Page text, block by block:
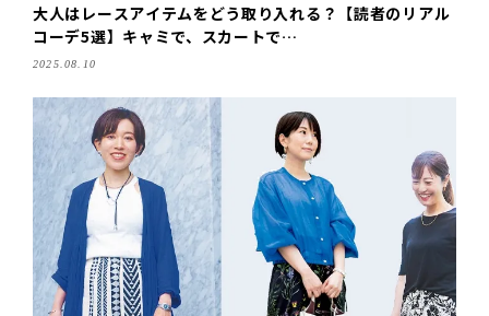
大人はレースアイテムをどう取り入れる？【読者のリアル
コーデ5選】キャミで、スカートで…
2025.08.10